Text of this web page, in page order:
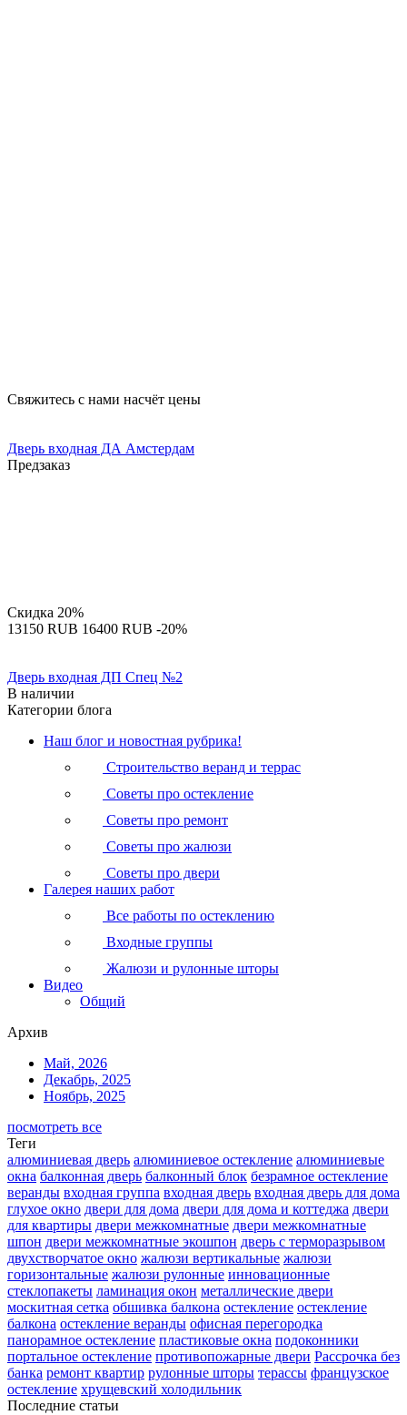
Свяжитесь с нами насчёт цены
Дверь входная ДА Амстердам
Предзаказ
Скидка 20%
‍13150‍ RUB ‍16400‍ RUB -20%
Дверь входная ДП Спец №2
В наличии
Категории блога
Наш блог и новостная рубрика!
Строительство веранд и террас
Советы про остекление
Советы про ремонт
Советы про жалюзи
Советы про двери
Галерея наших работ
Все работы по остеклению
Входные группы
Жалюзи и рулонные шторы
Видео
Общий
Архив
Май, 2026
Декабрь, 2025
Ноябрь, 2025
посмотреть все
Теги
алюминиевая дверь алюминиевое остекление алюминиевые
окна балконная дверь балконный блок безрамное остекление
веранды входная группа входная дверь входная дверь для дома
глухое окно двери для дома двери для дома и коттеджа двери
для квартиры двери межкомнатные двери межкомнатные
шпон двери межкомнатные экошпон дверь с терморазрывом
двухстворчатое окно жалюзи вертикальные жалюзи
горизонтальные жалюзи рулонные инновационные
стеклопакеты ламинация окон металлические двери
москитная сетка обшивка балкона остекление остекление
балкона остекление веранды офисная перегородка
панорамное остекление пластиковые окна подоконники
портальное остекление противопожарные двери Рассрочка без
банка ремонт квартир рулонные шторы терассы французское
остекление хрущевский холодильник
Последние статьи